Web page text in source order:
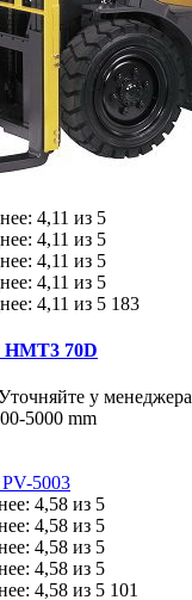
183
HMT3 70D
у менеджера
5000 mm
101